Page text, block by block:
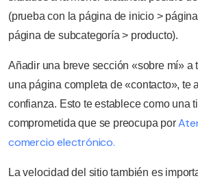
(prueba con la página de inicio >
página de subcategoría > producto).
Añadir una breve sección «sobre mí» a
una página completa de «contacto», te
confianza. Esto te establece como una
comprometida que se preocupa por
comercio electrónico.
La velocidad del sitio también es